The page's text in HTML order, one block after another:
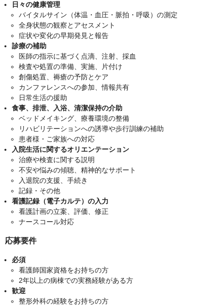
日々の健康管理
バイタルサイン（体温・血圧・脈拍・呼吸）の測定
全身状態の観察とアセスメント
症状や変化の早期発見と報告
診療の補助
医師の指示に基づく点滴、注射、採血
検査や処置の準備、実施、片付け
創傷処置、褥瘡の予防とケア
カンファレンスへの参加、情報共有
日常生活の援助
食事、排泄、入浴、清潔保持の介助
ベッドメイキング、療養環境の整備
リハビリテーションへの誘導や歩行訓練の補助
患者様・ご家族への対応
入院生活に関するオリエンテーション
治療や検査に関する説明
不安や悩みの傾聴、精神的なサポート
入退院の支援、手続き
記録・その他
看護記録（電子カルテ）の入力
看護計画の立案、評価、修正
ナースコール対応
応募要件
必須
看護師国家資格をお持ちの方
2年以上の病棟での実務経験がある方
歓迎
整形外科の経験をお持ちの方